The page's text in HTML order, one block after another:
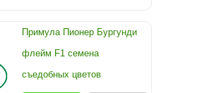
Примула Пионер Бургунди
флейм F1 семена
съедобных цветов